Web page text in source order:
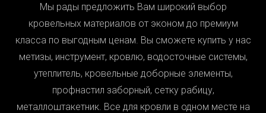
Мы рады предложить Вам широкий выбор
кровельных материалов от эконом до премиум
класса по выгодным ценам. Вы сможете купить у нас
метизы, инструмент, кровлю, водосточные системы,
утеплитель, кровельные доборные элементы,
профнастил заборный, сетку рабицу,
металлоштакетник. Все для кровли в одном месте на